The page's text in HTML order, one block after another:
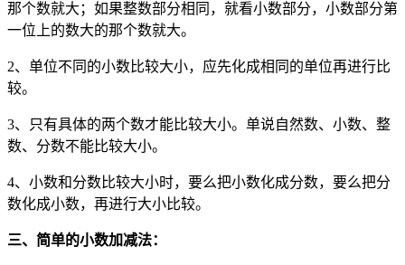
那个数就大；如果整数部分相同，就看小数部分，小数部分第
一位上的数大的那个数就大。
2、单位不同的小数比较大小，应先化成相同的单位再进行比
较。
3、只有具体的两个数才能比较大小。单说自然数、小数、整
数、分数不能比较大小。
4、小数和分数比较大小时，要么把小数化成分数，要么把分
数化成小数，再进行大小比较。
三、简单的小数加减法：